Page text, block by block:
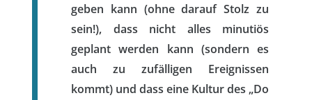
geben kann (ohne darauf Stolz zu
sein!), dass nicht alles minutiös
geplant werden kann (sondern es
auch zu zufälligen Ereignissen
kommt) und dass eine Kultur des „Do